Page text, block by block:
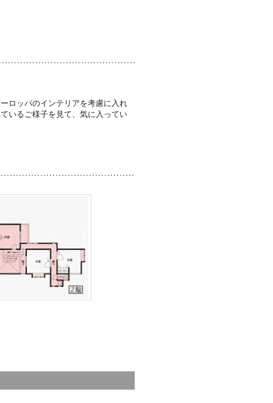
ロッパのインテリアを考慮に入れ
いるご様子を見て、気に入ってい